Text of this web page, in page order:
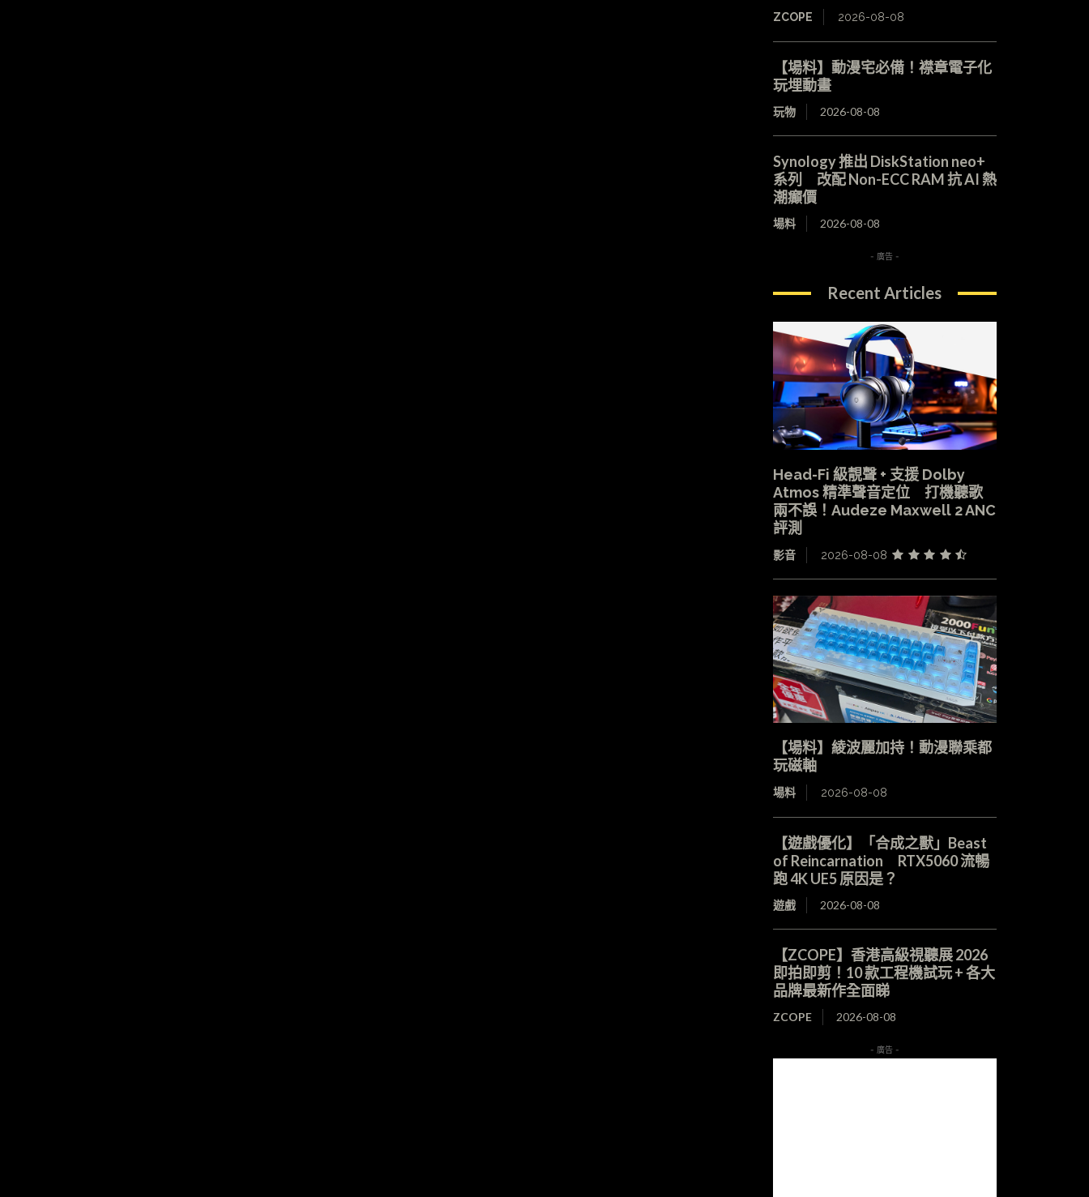
ZCOPE 2026-08-08
【場料】動漫宅必備！襟章電子化
玩埋動畫
玩物 2026-08-08
Synology 推出 DiskStation neo+
系列 改配 Non-ECC RAM 抗 AI 熱
潮癲價
場料 2026-08-08
- 廣告 -
Recent Articles
Head-Fi 級靚聲 + 支援 Dolby
Atmos 精準聲音定位 打機聽歌
兩不誤！Audeze Maxwell 2 ANC
評測
影音 2026-08-08
【場料】綾波麗加持！動漫聯乘都
玩磁軸
場料 2026-08-08
【遊戲優化】「合成之獸」Beast
of Reincarnation RTX5060 流暢
跑 4K UE5 原因是？
遊戲 2026-08-08
【ZCOPE】香港高級視聽展 2026
即拍即剪！10 款工程機試玩 + 各大
品牌最新作全面睇
ZCOPE 2026-08-08
- 廣告 -